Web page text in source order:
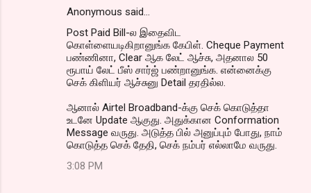
Anonymous said…
Post Paid Bill-ல இதைவிட
கொள்ளையடிகிறானுங்க கேபிள். Cheque Payment
பண்ணினா, Clear ஆக லேட் ஆச்சு, அதனால 50
ரூபாய் லேட் பீஸ் சார்ஜ் பண்றானுங்க. என்னைக்கு
செக் கிளியர் ஆச்சுனு Detail தரதில்ல.
ஆனால் Airtel Broadband-க்கு செக் கொடுத்தா
உடனே Update ஆகுது. அதுக்கான Conformation
Message வருது. அடுத்த பில் அனுப்பும் போது, நாம்
கொடுத்த செக் தேதி, செக் நம்பர் எல்லாமே வருது.
3:08 PM